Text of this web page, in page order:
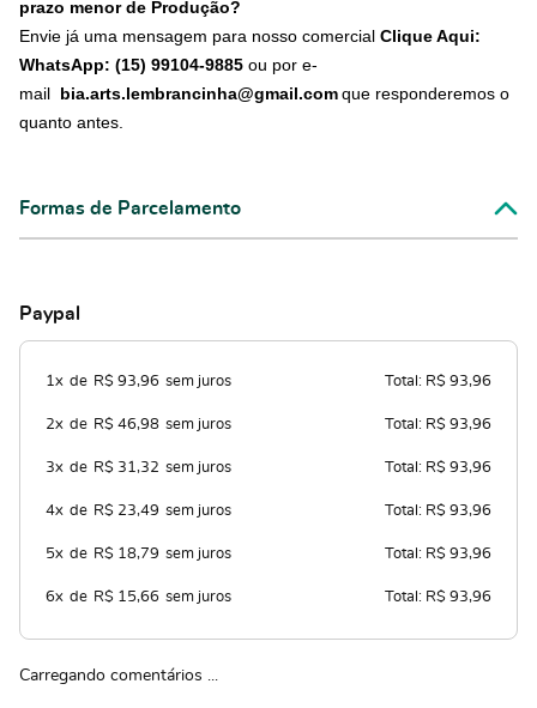
prazo menor de Produção?
Envie já uma mensagem para nosso comercial Clique Aqui:
WhatsApp: (15) 99104-9885 ou por e-
mail bia.arts.lembrancinha@gmail.comque responderemos o
quanto antes.
Formas de Parcelamento
Paypal
1x de R$ 93,96 sem juros Total: R$ 93,96
2x de R$ 46,98 sem juros Total: R$ 93,96
3x de R$ 31,32 sem juros Total: R$ 93,96
4x de R$ 23,49 sem juros Total: R$ 93,96
5x de R$ 18,79 sem juros Total: R$ 93,96
6x de R$ 15,66 sem juros Total: R$ 93,96
Carregando comentários ...